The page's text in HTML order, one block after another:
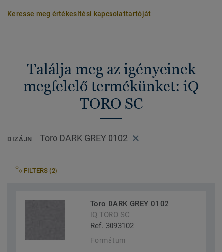
Keresse meg értékesítési kapcsolattartóját
Találja meg az igényeinek
megfelelő termékünket: iQ
TORO SC
DIZÁJN Toro DARK GREY 0102
FILTERS (2)
Toro DARK GREY 0102
iQ TORO SC
Ref. 3093102
Formátum